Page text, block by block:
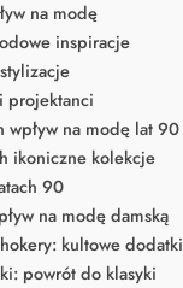
na modę
inspiracje
projektanci
wpływ na modę lat 90
ikoniczne kolekcje
90
na modę damską
kultowe dodatki
powrót do klasyki